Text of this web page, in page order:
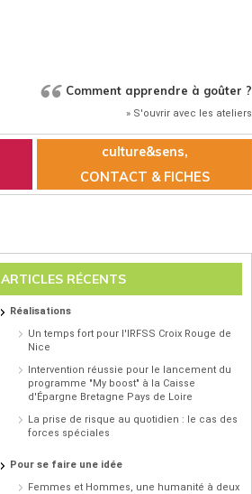
Comment apprendre à goûter ?
» S'ouvrir avec les ateliers
culture&sens,
CONTACT & FICHES
ARTICLES RÉCENTS
Réalisations
Un temps fort pour l'IRFSS Croix Rouge de
Nice
Intervention réussie pour le lancement du
programme "My boost" à la Caisse
d'Épargne Bretagne Pays de Loire
La prise de risque au quotidien : le cas des
forces spéciales
Pour se faire une idée
Femmes et Hommes, une humanité à deux